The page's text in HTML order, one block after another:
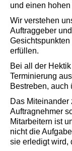
und einen
Wir verstehen
Auftraggeber
erfüllen.
Bei all der
Terminierung
Bestreben, auch
Das Miteinander
Auftragnehmer
Mitarbeitern ist
nicht die
sie erledigt wird,